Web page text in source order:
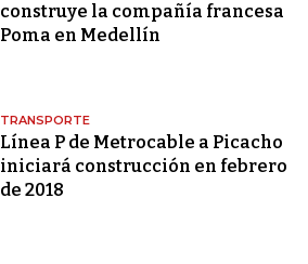
construye la compañía francesa
Poma en Medellín
TRANSPORTE
Línea P de Metrocable a Picacho
iniciará construcción en febrero
de 2018